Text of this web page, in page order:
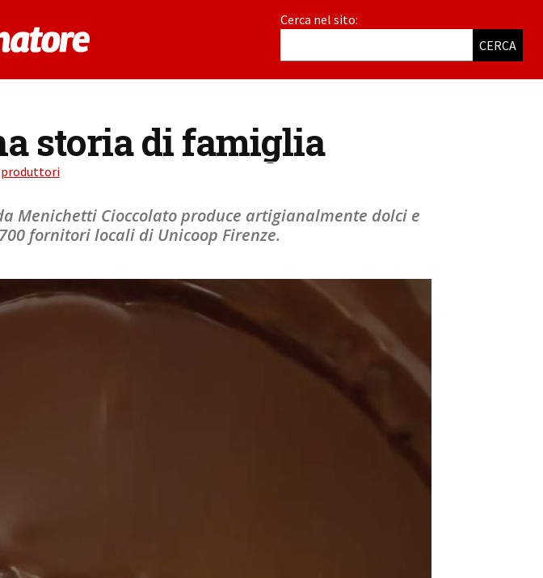
Cerca nel sito:
CERCA
storia di famiglia
Menichetti Cioccolato produce artigianalmente dolci e
fornitori locali di Unicoop Firenze.